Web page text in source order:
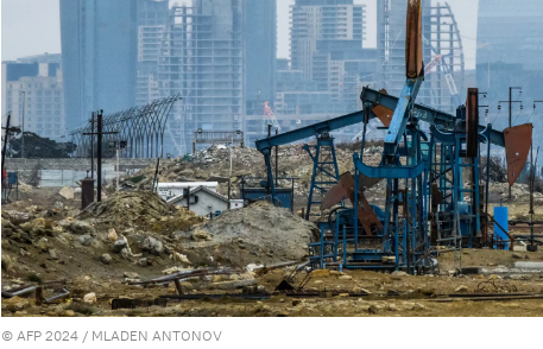
© AFP 2024 / MLADEN ANTONOV